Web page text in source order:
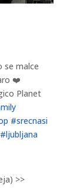
se malce
❤️
Planet
#srecnasi
#ljubljana
>>